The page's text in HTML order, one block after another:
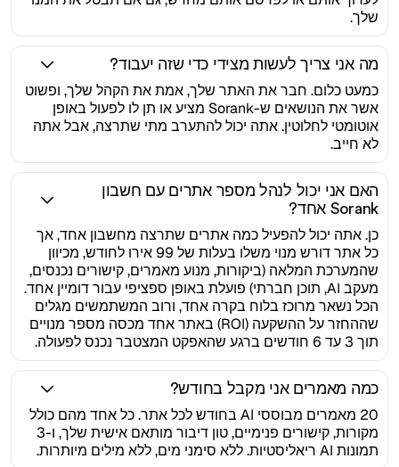
שלך.
מה אני צריך לעשות מצידי כדי שזה יעבוד?
כמעט כלום. חבר את האתר שלך, אמת את הקהל שלך, ופשוט
אשר את הנושאים ש-Sorank מציע או תן לו לפעול באופן
אוטומטי לחלוטין. אתה יכול להתערב מתי שתרצה, אבל אתה
לא חייב.
האם אני יכול לנהל מספר אתרים עם חשבון
Sorank אחד?
כן. אתה יכול להפעיל כמה אתרים שתרצה מחשבון אחד, אך
כל אתר דורש מנוי משלו בעלות של 99 אירו לחודש, מכיוון
שהמערכת המלאה (ביקורות, מנוע מאמרים, קישורים נכנסים,
מעקב AI, תוכן חברתי) פועלת באופן ספציפי עבור דומיין אחד.
הכל נשאר מרוכז בלוח בקרה אחד, ורוב המשתמשים מגלים
שההחזר על ההשקעה (ROI) באתר אחד מכסה מספר מנויים
תוך 3 עד 6 חודשים ברגע שהאפקט המצטבר נכנס לפעולה.
כמה מאמרים אני מקבל בחודש?
20 מאמרים מבוססי AI בחודש לכל אתר. כל אחד מהם כולל
מקורות, קישורים פנימיים, טון דיבור מותאם אישית שלך, ו-3
תמונות AI ריאליסטיות. ללא סימני מים, ללא מילים מיותרות.